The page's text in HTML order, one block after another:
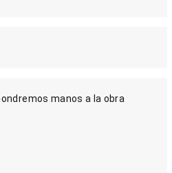
manos a la obra